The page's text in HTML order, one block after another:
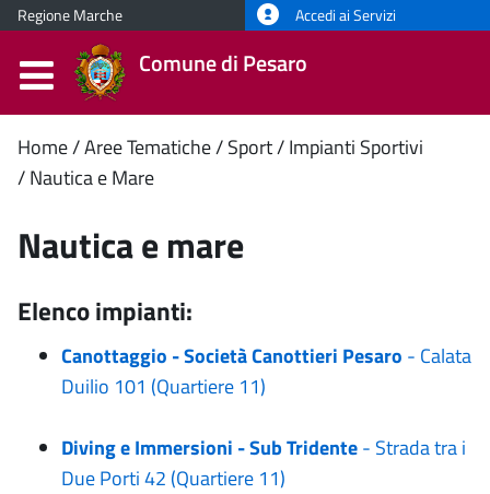
Regione Marche Accedi ai Servizi
Comune di Pesaro
Contenuto
Home Aree Tematiche Sport Impianti Sportivi
Nautica e Mare
Nautica e mare
Elenco impianti:
Canottaggio - Società Canottieri Pesaro - Calata
Duilio 101 (Quartiere 11)
Diving e Immersioni - Sub Tridente- Strada tra i
Due Porti 42 (Quartiere 11)